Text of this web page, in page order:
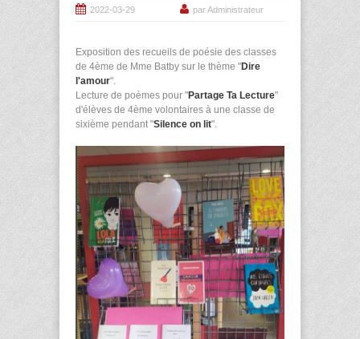
2022-03-29 par Administrateur
Exposition des recueils de poésie des classes
de 4ème de Mme Batby sur le thème "Dire
l'amour".
Lecture de poèmes pour "Partage Ta Lecture"
d'élèves de 4ème volontaires à une classe de
sixième pendant "Silence on lit".